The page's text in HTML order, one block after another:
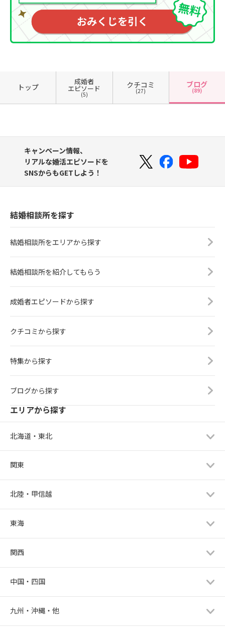
トップ
成婚者
エピソード
(5)
クチコミ
(27)
ブログ
(89)
キャンペーン情報、
リアルな婚活エピソードを
SNSからもGETしよう！
結婚相談所を探す
結婚相談所をエリアから探す
結婚相談所を紹介してもらう
成婚者エピソードから探す
クチコミから探す
特集から探す
ブログから探す
エリアから探す
北海道・東北
関東
北陸・甲信越
東海
関西
中国・四国
九州・沖縄・他